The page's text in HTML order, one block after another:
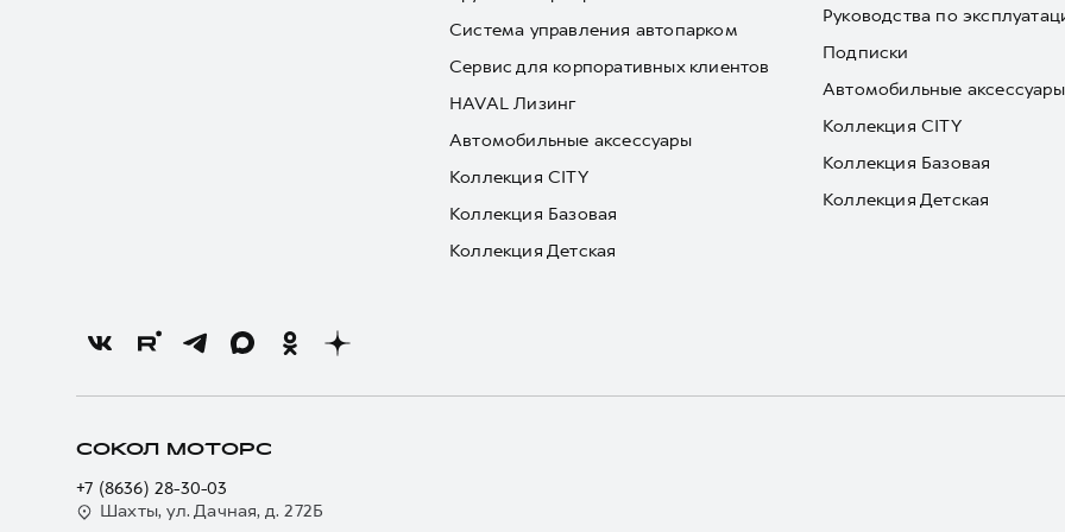
Система управления автопарком
Сервис для корпоративных клиентов
HAVAL Лизинг
Автомобильные аксессуары
Коллекция CITY
Коллекция Базовая
Коллекция Детская
Руководства по
Подписки
Автомобильные аксессуары
Коллекция CITY
Коллекция Базовая
Коллекция Детская
СОКОЛ МОТОРС
+7 (8636) 28-30-03
Шахты, ул. Дачная, д. 272Б